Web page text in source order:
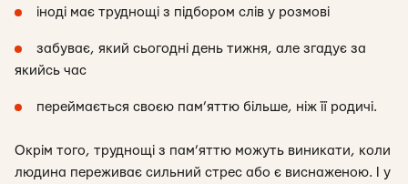
іноді має труднощі з підбором слів у розмові
забуває, який сьогодні день тижня, але згадує за
якийсь час
переймається своєю пам’яттю більше, ніж її родичі.
Окрім того, труднощі з пам’яттю можуть виникати, коли
людина переживає сильний стрес або є виснаженою. І у